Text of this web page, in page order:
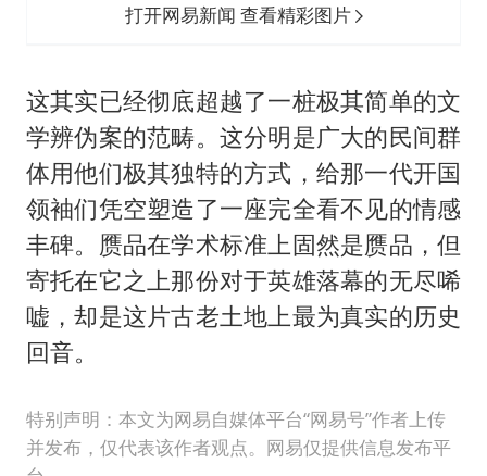
打开网易新闻 查看精彩图片
这其实已经彻底超越了一桩极其简单的文
学辨伪案的范畴。这分明是广大的民间群
体用他们极其独特的方式，给那一代开国
领袖们凭空塑造了一座完全看不见的情感
丰碑。赝品在学术标准上固然是赝品，但
寄托在它之上那份对于英雄落幕的无尽唏
嘘，却是这片古老土地上最为真实的历史
回音。
特别声明：本文为网易自媒体平台“网易号”作者上传
并发布，仅代表该作者观点。网易仅提供信息发布平